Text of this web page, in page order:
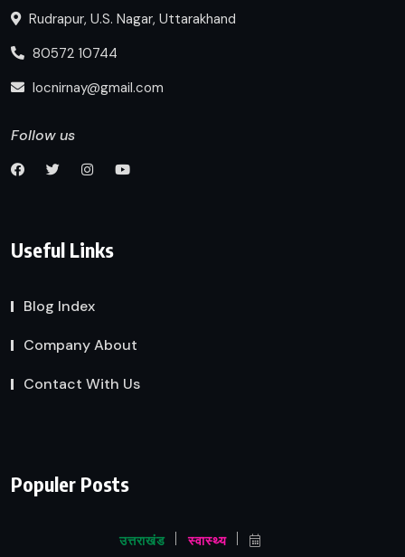
Rudrapur, U.S. Nagar, Uttarakhand
80572 10744
locnirnay@gmail.com
Follow us
Useful Links
Blog Index
Company About
Contact With Us
Populer Posts
उत्तराखंड स्वास्थ्य